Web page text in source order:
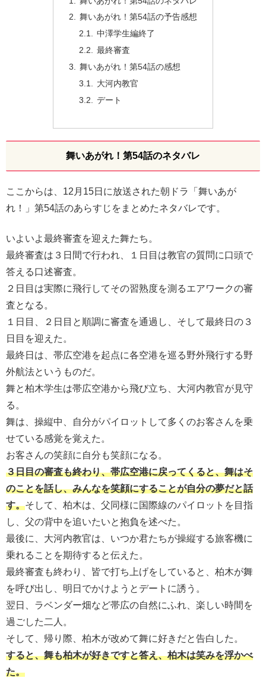
舞いあがれ！第54話の予告感想
中澤学生編終了
最終審査
舞いあがれ！第54話の感想
大河内教官
デート
舞いあがれ！第54話のネタバレ
ここからは、12月15日に放送された朝ドラ「舞いあが
れ！」第54話のあらすじをまとめたネタバレです。
いよいよ最終審査を迎えた舞たち。
最終審査は３日間で行われ、１日目は教官の質問に口頭で
答える口述審査。
２日目は実際に飛行してその習熟度を測るエアワークの審
査となる。
１日目、２日目と順調に審査を通過し、そして最終日の３
日目を迎えた。
最終日は、帯広空港を起点に各空港を巡る野外飛行する野
外航法というものだ。
舞と柏木学生は帯広空港から飛び立ち、大河内教官が見守
る。
舞は、操縦中、自分がパイロットして多くのお客さんを乗
せている感覚を覚えた。
お客さんの笑顔に自分も笑顔になる。
３日目の審査も終わり、帯広空港に戻ってくると、舞はそ
のことを話し、みんなを笑顔にすることが自分の夢だと話
す。そして、柏木は、父同様に国際線のパイロットを目指
し、父の背中を追いたいと抱負を述べた。
最後に、大河内教官は、いつか君たちが操縦する旅客機に
乗れることを期待すると伝えた。
最終審査も終わり、皆で打ち上げをしていると、柏木が舞
を呼び出し、明日でかけようとデートに誘う。
翌日、ラベンダー畑など帯広の自然にふれ、楽しい時間を
過ごした二人。
そして、帰り際、柏木が改めて舞に好きだと告白した。
すると、舞も柏木が好きですと答え、柏木は笑みを浮かべ
た。